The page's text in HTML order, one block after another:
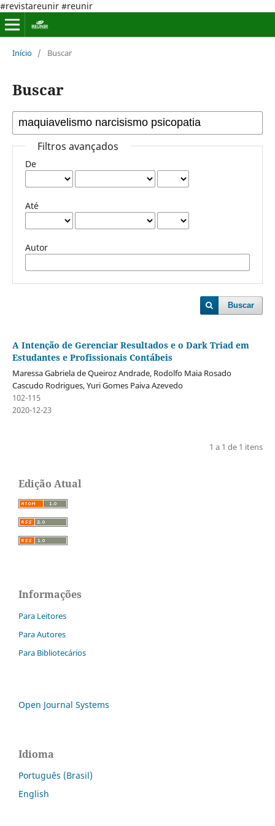
#revistareunir #reunir
Início / Buscar
Buscar
Filtros avançados
De
Até
Autor
Buscar
A Intenção de Gerenciar Resultados e o Dark Triad em
Estudantes e Profissionais Contábeis
Maressa Gabriela de Queiroz Andrade, Rodolfo Maia Rosado
Cascudo Rodrigues, Yuri Gomes Paiva Azevedo
102-115
2020-12-23
1 a 1 de 1 itens
Edição Atual
Informações
Para Leitores
Para Autores
Para Bibliotecários
Open Journal Systems
Idioma
Português (Brasil)
English